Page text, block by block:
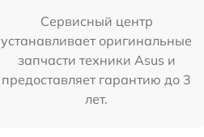
Сервисный центр
устанавливает оригинальные
запчасти техники Asus и
предоставляет гарантию до 3
лет.